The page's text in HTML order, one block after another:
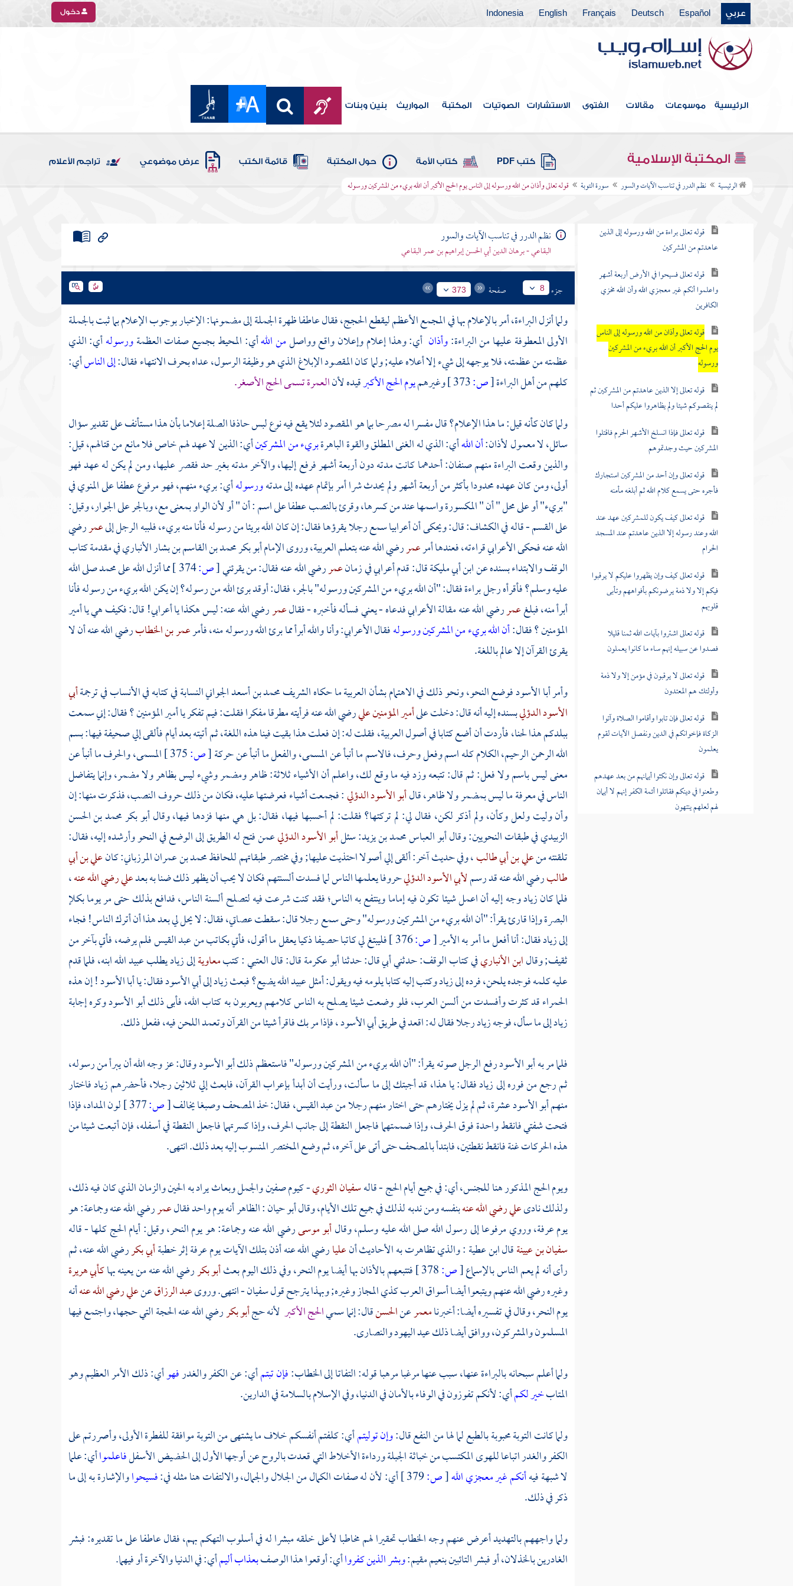
عربي Español
Deutsch
Français
English
Indonesia دخول
الرئيسية موسوعات مقالات الفتوى الاستشارات الصوتيات المكتبة المواريث بنين وبنات
المكتبة الإسلامية كتب PDF كتاب الأمة حول المكتبة قائمة الكتب عرض موضوعي تراجم الأعلام
الرئيسية نظم الدرر في تناسب الآيات والسور سورة التوبة قوله تعالى وأذان من الله ورسوله إلى الناس يوم الحج الأكبر أن الله بريء من المشركين ورسوله
سورة آل عمران
سورة النساء
سورة " المائدة
سورة الأنعام
سورة الأعراف
سورة الأنفال
سورة التوبة
قوله تعالى براءة من الله ورسوله إلى الذين
عاهدتم من المشركين
قوله تعالى فسيحوا في الأرض أربعة أشهر
واعلموا أنكم غير معجزي الله وأن الله مخزي
الكافرين
قوله تعالى وأذان من الله ورسوله إلى الناس
يوم الحج الأكبر أن الله بريء من المشركين
ورسوله
قوله تعالى إلا الذين عاهدتم من المشركين ثم
لم ينقصوكم شيئا ولم يظاهروا عليكم أحدا
قوله تعالى فإذا انسلخ الأشهر الحرم فاقتلوا
المشركين حيث وجدتموهم
قوله تعالى وإن أحد من المشركين استجارك
فأجره حتى يسمع كلام الله ثم أبلغه مأمنه
قوله تعالى كيف يكون للمشركين عهد عند
الله وعند رسوله إلا الذين عاهدتم عند المسجد
الحرام
قوله تعالى كيف وإن يظهروا عليكم لا يرقبوا
فيكم إلا ولا ذمة يرضونكم بأفواههم وتأبى
قلوبهم
قوله تعالى اشتروا بآيات الله ثمنا قليلا
فصدوا عن سبيله إنهم ساء ما كانوا يعملون
قوله تعالى لا يرقبون في مؤمن إلا ولا ذمة
وأولئك هم المعتدون
قوله تعالى فإن تابوا وأقاموا الصلاة وآتوا
الزكاة فإخوانكم في الدين ونفصل الآيات لقوم
يعلمون
قوله تعالى وإن نكثوا أيمانهم من بعد عهدهم
وطعنوا في دينكم فقاتلوا أئمة الكفر إنهم لا أيمان
لهم لعلهم ينتهون
نظم الدرر في تناسب الآيات والسور
البقاعي - برهان الدين أبي الحسن إبراهيم بن عمر البقاعي
جزء 8 صفحة 373
ولما أنزل البراءة، أمر بالإعلام بها في المجمع الأعظم ليقطع الحجج، فقال عاطفا ظهرة الجملة إلى مضمونها: الإخبار بوجوب الإعلام بما ثبت بالجملة
الأولى المعطوفة عليها من البراءة:وأذان أي: وهذا إعلام وإعلان واقع وواصلمن اللهأي: المحيط بجميع صفات العظمةورسولهأي: الذي
عظمته من عظمته، فلا يوجهه إلى شيء إلا أعلاه عليه; ولما كان المقصود الإبلاغ الذي هو وظيفة الرسول، عداه بحرف الانتهاء فقال:إلى الناسأي:
كلهم من أهل البراءة[ص: وغيرهميوم الحج الأكبرقيده لأنالعمرة تسمى الحج الأصغر.
ولما كان كأنه قيل: ما هذا الإعلام؟ قال مفسرا له مصرحا بما هو المقصود لئلا يقع فيه نوع لبس حاذفا الصلة إعلاما بأن هذا مستأنف على تقدير سؤال
سائل، لا معمول لأذان:أن اللهأي: الذي له الغنى المطلق والقوة الباهرةبريء من المشركينأي: الذين لا عهد لهم خاص فلا مانع من قتالهم، قيل:
والذين وقعت البراءة منهم صنفان: أحدهما كانت مدته دون أربعة أشهر فرفع إليها، والآخر مدته بغير حد فقصر عليها، ومن لم يكن له عهد فهو
أولى، ومن كان عهده محدودا بأكثر من أربعة أشهر ولم يحدث شرا أمر بإتمام عهده إلى مدتهورسولهأي: بريء منهم، فهو مرفوع عطفا على المنوي في
"بريء" أو على محل " أن " المكسورة واسمها عند من كسرها، وقرئ بالنصب عطفا على اسم : أن " أو لأن الواو بمعنى مع، وبالجر على الجوار، وقيل:
على القسم - قاله في الكشاف: قال: ويحكى أن أعرابيا سمع رجلا يقرؤها فقال: إن كان الله بريئا من رسوله فأنا منه بريء، فلببه الرجل إلىعمررضي
الله عنه فحكى الأعرابي قراءته، فعندها أمرعمررضي الله عنه بتعلم العربية، وروىالإمام أبو بكر محمد بن القاسم بن بشار الأنباريفي مقدمة كتاب
الوقف والابتداء بسنده عنابن أبي مليكةقال: قدم أعرابي في زمانعمررضي الله عنه فقال: من يقرئني[ص:374 ] مما أنزل الله علىمحمدصلى الله
عليه وسلم؟ فأقرأه رجل براءة فقال: "أن الله بريء من المشركين ورسوله" بالجر، فقال: أوقد برئ الله من رسوله؟ إن يكن الله بريء من رسوله فأنا
أبرأ منه، فبلغعمررضي الله عنه مقالة الأعرابي فدعاه - يعني فسأله فأخبره - فقالعمررضي الله عنه: ليس هكذا يا أعرابي! قال: فكيف هي يا أمير
المؤمنين ؟ فقال:أن الله بريء من المشركين ورسولهفقال الأعرابي: وأنا والله أبرأ مما برئ الله ورسوله منه، فأمرعمر بن الخطابرضي الله عنه أن لا
يقرئ القرآن إلا عالم باللغة.
وأمرأبا الأسودفوضع النحو، ونحو ذلك في الاهتمام بشأن العربية ما حكاه الشريفمحمد بن أسعد الجواني النسابةفي كتابه في الأنساب في ترجمةأبي
الأسود الدؤليبسنده إليه أنه قال: دخلت علىأمير المؤمنين عليرضي الله عنه فرأيته مطرقا مفكرا فقلت: فيم تفكر يا أمير المؤمنين ؟ فقال: إني سمعت
ببلدكم هذا لحنا، فأردت أن أضع كتابا في أصول العربية، فقلت له: إن فعلت هذا بقيت فينا هذه اللغة، ثم أتيته بعد أيام فألقى إلي صحيفة فيها: بسم
الله الرحمن الرحيم، الكلام كله اسم وفعل وحرف، فالاسم ما أنبأ عن المسمى، والفعل ما أنبأ عن حركة[ص:
المسمى، والحرف ما أنبأ عن
معنى ليس باسم ولا فعل: ثم قال: تتبعه وزد فيه ما وقع لك، واعلم أن الأشياء ثلاثة: ظاهر ومضمر وشيء ليس بظاهر ولا مضمر، وإنما يتفاضل
الناس في معرفة ما ليس بمضمر ولا ظاهر، قالأبو الأسود الدؤلي: فجمعت أشياء فعرضتها عليه، فكان من ذلك حروف النصب، فذكرت منها: إن
وأن وليت ولعل وكأن، ولم أذكر لكن، فقال لي: لم تركتها؟ فقلت: لم أحسبها فيها، فقال: بل هي منها فزدها فيها، وقالأبو بكر محمد بن الحسن
الزبيديفي طبقات النحويين: وقالأبو العباس محمد بن يزيد:سئلأبو الأسود الدؤليعمن فتح له الطريق إلى الوضع في النحو وأرشده إليه، فقال:
تلقنته منعلي بن أبي طالب، وفي حديث آخر: ألقى إلي أصولا احتذيت عليها; وفي مختصر طبقاتهمللحافظ محمد بن عمران المرزباني:كانعلي بن أبي
طالبرضي الله عنه قد رسملأبي الأسود الدؤليحروفا يعلمها الناس لما فسدت ألسنتهم فكان لا يحب أن يظهر ذلك ضنا به بعدعلي رضي الله عنه،
فلما كانزيادوجه إليه أن اعمل شيئا تكون فيه إماما وينتفع به الناس؛ فقد كنت شرعت فيه لتصلح ألسنة الناس، فدافع بذلك حتى مر يوما بكلإ
البصرة وإذا قارئ يقرأ: "أن الله بريء من المشركين ورسوله" وحتى سمع رجلا قال: سقطت عصاتي، فقال: لا يحل لي بعد هذا أن أترك الناس! فجاء
إلىزيادفقال: أنا أفعل ما أمر به الأمير[ص:376 ] فليبتغ لي كاتبا حصيفا ذكيا يعقل ما أقول، فأتي بكاتب منعبد القيسفلم يرضه، فأتي بآخر من
ثقيف;وقالابن الأنباريفي كتاب الوقف: حدثني أبي قال: حدثناأبو عكرمةقال: قالالعتبي: كتبمعاويةإلىزياديطلبعبيد اللهابنه، فلما قدم
عليه كلمه فوجده يلحن، فرده إلىزيادوكتب إليه كتابا يلومه فيه ويقول: أمثلعبيد اللهيضيع؟ فبعثزيادإلىأبي الأسودفقال: ياأبا الأسود! إن هذه
الحمراء قد كثرت وأفسدت من ألسن العرب، فلو وضعت شيئا يصلح به الناس كلامهم ويعربون به كتاب الله، فأبى ذلكأبو الأسودوكره إجابة
زيادإلى ما سأل، فوجهزيادرجلا فقال له: اقعد في طريقأبي الأسود، فإذا مر بك فاقرأ شيئا من القرآن وتعمد اللحن فيه، ففعل ذلك.
فلما مر بهأبو الأسودرفع الرجل صوته يقرأ: "أن الله بريء من المشركين ورسوله" فاستعظم ذلكأبو الأسودوقال: عز وجه الله أن يبرأ من رسوله،
ثم رجع من فوره إلىزيادفقال: يا هذا، قد أجبتك إلى ما سألت، ورأيت أن أبدأ بإعراب القرآن، فابعث إلي ثلاثين رجلا، فأحضرهمزيادفاختار
منهمأبو الأسودعشرة، ثم لم يزل يختارهم حتى اختار منهم رجلا منعبد القيس،فقال: خذ المصحف وصبغا يخالف[ص:
لون المداد، فإذا
فتحت شفتي فانقط واحدة فوق الحرف، وإذا ضممتهما فاجعل النقطة إلى جانب الحرف، وإذا كسرتهما فاجعل النقطة في أسفله، فإن أتبعت شيئا من
هذه الحركات غنة فانقط نقطتين، فابتدأ بالمصحف حتى أتى على آخره، ثم وضع المختصر المنسوب إليه بعد ذلك. انتهى.
ويوم الحج المذكور هنا للجنس، أي: في جميع أيام الحج - قالهسفيان الثوري- كيوم صفين والجمل وبعاث يراد به الحين والزمان الذي كان فيه ذلك،
ولذلك نادىعلي رضي الله عنهبنفسه ومن ندبه لذلك في جميع تلك الأيام، وقالأبو حيان: الظاهر أنه يوم واحد فقالعمررضي الله عنه وجماعة: هو
يوم عرفة، وروي مرفوعا إلى رسول الله صلى الله عليه وسلم، وقالأبو موسىرضي الله عنه وجماعة: هو يوم النحر، وقيل: أيام الحج كلها - قاله
سفيان بن عيينةقالابن عطية: والذي تظاهرت به الأحاديث أنعليارضي الله عنه أذن بتلك الآيات يومعرفةإثر خطبةأبي بكررضي الله عنه، ثم
رأى أنه لم يعم الناس بالإسماع[ص: فتتبعهم بالأذان بها أيضا يوم النحر، وفي ذلك اليوم بعثأبو بكررضي الله عنه من يعينه بهاكأبي هريرة
وغيره رضي الله عنهم ويتبعوا أيضا أسواق العرب كذي المجاز وغيره; وبهذا يترجح قولسفيان- انتهى. وروىعبد الرزاقعنعلي رضي الله عنهأنه
يوم النحر، وقال في تفسيره أيضا: أخبرنامعمرعنالحسنقال: إنما سميالحج الأكبر لأنه حجأبو بكررضي الله عنه الحجة التي حجها، واجتمع فيها
المسلمون والمشركون، ووافق أيضا ذلك عيد اليهود والنصارى.
ولما أعلم سبحانه بالبراءة عنها، سبب عنها مرغبا مرهبا قوله: التفاتا إلى الخطاب:فإن تبتمأي: عن الكفر والغدرفهوأي: ذلك الأمر العظيم وهو
المتابخير لكمأي: لأنكم تفوزون في الوفاء بالأمان في الدنيا، وفي الإسلام بالسلامة في الدارين.
ولما كانت التوبة محبوبة بالطبع لما لها من النفع قال:وإن توليتمأي: كلفتم أنفسكم خلاف ما يشتهى من التوبة موافقة للفطرة الأولى، وأصررتم على
الكفر والغدر اتباعا للهوى المكتسب من خباثة الجبلة ورداءة الأخلاط التي قعدت بالروح عن أوجها الأول إلى الحضيض الأسفلفاعلمواأي: علما
لا شبهة فيهأنكم غير معجزي الله[ص: أي: لأن له صفات الكمال من الجلال والجمال، والالتفات هنا مثله في:فسيحواوالإشارة به إلى ما
ذكر في ذلك.
ولما واجههم بالتهديد أعرض عنهم وجه الخطاب تحقيرا لهم مخاطبا لأعلى خلقه مبشرا له في أسلوب التهكم بهم، فقال عاطفا على ما تقديره: فبشر
الغادرين بالخذلان، أو فبشر التائبين بنعيم مقيم:وبشر الذين كفرواأي: أوقعوا هذا الوصفبعذاب أليمأي: في الدنيا والآخرة أو فيهما.